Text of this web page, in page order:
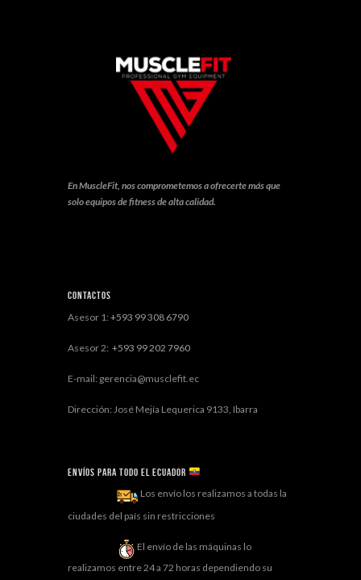
En MuscleFit, nos comprometemos a ofrecerte más que
solo equipos de fitness de alta calidad.
Contactos
Asesor 1: +593 99 308 6790
Asesor 2: +593 99 202 7960
E-mail: gerencia@musclefit.ec
Dirección: José Mejía Lequerica 9133, Ibarra
Envíos para todo el ECUADOR
Los envío los realizamos a todas la
ciudades del país sin restricciones
El envío de las máquinas lo
realizamos entre 24 a 72 horas dependiendo su